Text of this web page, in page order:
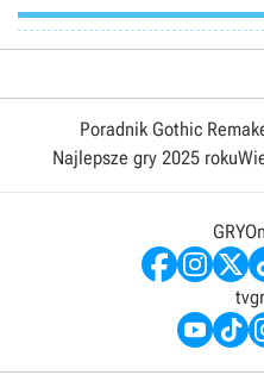
Poradnik Gothic
Najlepsze gry 2025 roku